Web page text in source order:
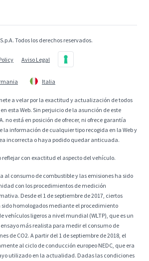
Todos los derechos reservados.
Aviso Legal
Italia
a velar por la exactitud y actualización de todos
esta Web. Sin perjuicio de la asunción de este
no está en posición de ofrecer, ni ofrece garantía
la información de cualquier tipo recogida en la Web y
incorrecta o haya podido quedar anticuada.
reflejar con exactitud el aspecto del vehículo.
al consumo de combustible y las emisiones ha sido
con los procedimientos de medición
Desde el 1 de septiembre de 2017, ciertos
homologados mediante el procedimiento
vehículos ligeros a nivel mundial (WLTP), que es un
más realista para medir el consumo de
de CO2. A partir del 1 de septiembre de 2018, el
al ciclo de conducción europeo NEDC, que era
utilizado en la actualidad. Dadas las condiciones